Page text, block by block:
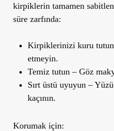
kirpiklerin tamamen
süre zarfında:
Kirpiklerinizi kuru tutun
etmeyin.
Temiz tutun – Göz
Sırt üstü uyuyun –
kaçının.
Korumak için: